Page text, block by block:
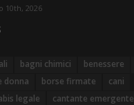
10th, 2026
bagni chimici benessere
donna
borse firmate
cani
legale
cantante emergente